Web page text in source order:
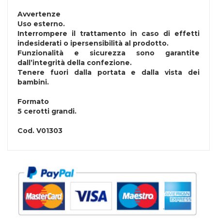
Avvertenze
Uso esterno.
Interrompere il trattamento in caso di effetti
indesiderati o ipersensibilità al prodotto.
Funzionalità e sicurezza sono garantite
dall’integrità della confezione.
Tenere fuori dalla portata e dalla vista dei
bambini.
Formato
5 cerotti grandi.
Cod. V01303